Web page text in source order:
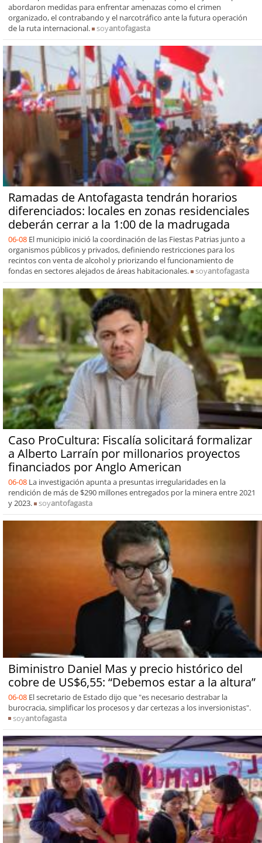
abordaron medidas para enfrentar amenazas como el crimen
organizado, el contrabando y el narcotráfico ante la futura operación
de la ruta internacional.
soyantofagasta
Ramadas de Antofagasta tendrán horarios
diferenciados: locales en zonas residenciales
deberán cerrar a la 1:00 de la madrugada
06-08 El municipio inició la coordinación de las Fiestas Patrias junto a
organismos públicos y privados, definiendo restricciones para los
recintos con venta de alcohol y priorizando el funcionamiento de
fondas en sectores alejados de áreas habitacionales.
soyantofagasta
Caso ProCultura: Fiscalía solicitará formalizar
a Alberto Larraín por millonarios proyectos
financiados por Anglo American
06-08 La investigación apunta a presuntas irregularidades en la
rendición de más de $290 millones entregados por la minera entre 2021
y 2023.
soyantofagasta
Biministro Daniel Mas y precio histórico del
cobre de US$6,55: “Debemos estar a la altura”
06-08 El secretario de Estado dijo que "es necesario destrabar la
burocracia, simplificar los procesos y dar certezas a los inversionistas".
soyantofagasta